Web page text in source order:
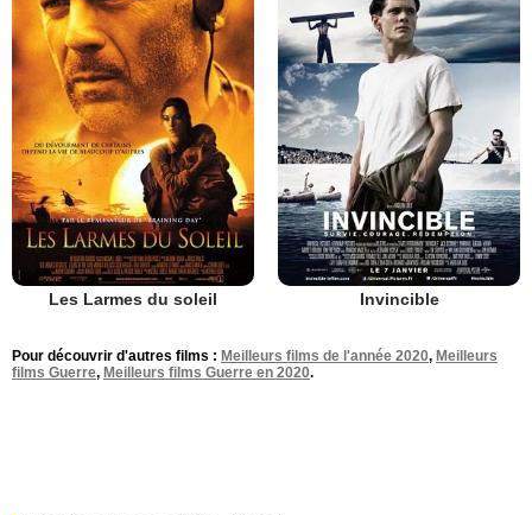
Les Larmes du soleil Invincible
Pour découvrir d'autres films : Meilleurs films de l'année 2020, Meilleurs
films Guerre, Meilleurs films Guerre en 2020.